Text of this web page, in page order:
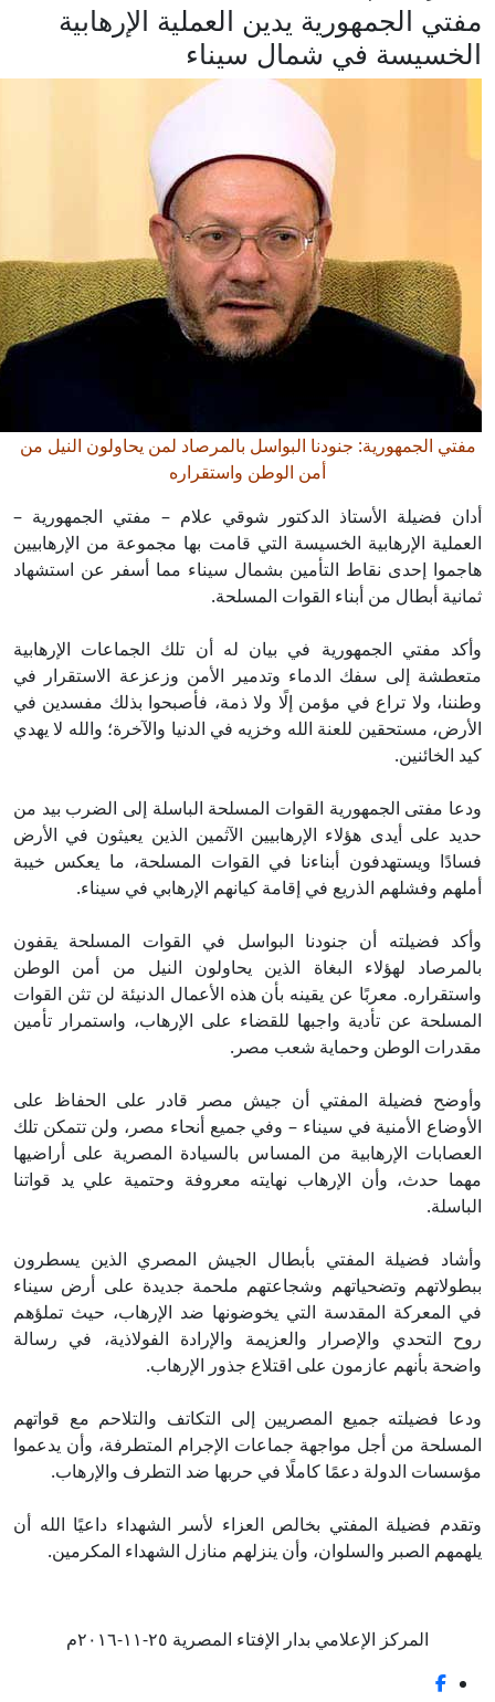
الجمهورية يدين العملية الإرهابية
في شمال سيناء
الجمهورية: جنودنا البواسل بالمرصاد لمن يحاولون النيل من
أمن الوطن واستقراره
فضيلة الأستاذ الدكتور شوقي علام – مفتي الجمهورية –
الإرهابية الخسيسة التي قامت بها مجموعة من الإرهابيين
إحدى نقاط التأمين بشمال سيناء مما أسفر عن استشهاد
أبطال من أبناء القوات المسلحة.
مفتي الجمهورية في بيان له أن تلك الجماعات الإرهابية
إلى سفك الدماء وتدمير الأمن وزعزعة الاستقرار في
ولا تراع في مؤمن إلًا ولا ذمة، فأصبحوا بذلك مفسدين في
مستحقين للعنة الله وخزيه في الدنيا والآخرة؛ والله لا يهدي
الخائنين.
مفتى الجمهورية القوات المسلحة الباسلة إلى الضرب بيد من
على أيدى هؤلاء الإرهابيين الآثمين الذين يعيثون في الأرض
ويستهدفون أبناءنا في القوات المسلحة، ما يعكس خيبة
وفشلهم الذريع في إقامة كيانهم الإرهابي في سيناء.
فضيلته أن جنودنا البواسل في القوات المسلحة يقفون
لهؤلاء البغاة الذين يحاولون النيل من أمن الوطن
معربًا عن يقينه بأن هذه الأعمال الدنيئة لن تثن القوات
عن تأدية واجبها للقضاء على الإرهاب، واستمرار تأمين
الوطن وحماية شعب مصر.
فضيلة المفتي أن جيش مصر قادر على الحفاظ على
الأمنية في سيناء – وفي جميع أنحاء مصر، ولن تتمكن تلك
الإرهابية من المساس بالسيادة المصرية على أراضيها
حدث، وأن الإرهاب نهايته معروفة وحتمية علي يد قواتنا
فضيلة المفتي بأبطال الجيش المصري الذين يسطرون
وتضحياتهم وشجاعتهم ملحمة جديدة على أرض سيناء
المعركة المقدسة التي يخوضونها ضد الإرهاب، حيث تملؤهم
التحدي والإصرار والعزيمة والإرادة الفولاذية، في رسالة
بأنهم عازمون على اقتلاع جذور الإرهاب.
فضيلته جميع المصريين إلى التكاتف والتلاحم مع قواتهم
من أجل مواجهة جماعات الإجرام المتطرفة، وأن يدعموا
الدولة دعمًا كاملًا في حربها ضد التطرف والإرهاب.
فضيلة المفتي بخالص العزاء لأسر الشهداء داعيًا الله أن
الصبر والسلوان، وأن ينزلهم منازل الشهداء المكرمين.
المركز الإعلامي بدار الإفتاء المصرية ٢٥-١١-٢٠١٦م